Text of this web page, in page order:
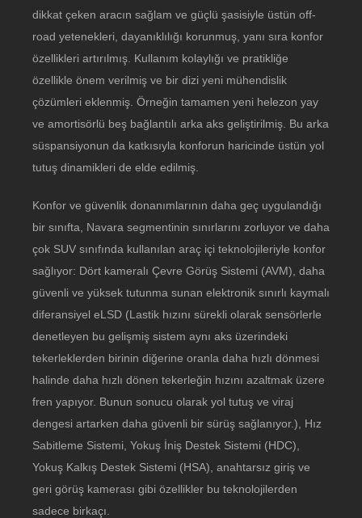
dikkat çeken aracın sağlam ve güçlü şasisiyle üstün off-
road yetenekleri, dayanıklılığı korunmuş, yanı sıra konfor
özellikleri artırılmış. Kullanım kolaylığı ve pratikliğe
özellikle önem verilmiş ve bir dizi yeni mühendislik
çözümleri eklenmiş. Örneğin tamamen yeni helezon yay
ve amortisörlü beş bağlantılı arka aks geliştirilmiş. Bu arka
süspansiyonun da katkısıyla konforun haricinde üstün yol
tutuş dinamikleri de elde edilmiş.
Konfor ve güvenlik donanımlarının daha geç uygulandığı
bir sınıfta, Navara segmentinin sınırlarını zorluyor ve daha
çok SUV sınıfında kullanılan araç içi teknolojileriyle konfor
sağlıyor: Dört kameralı Çevre Görüş Sistemi (AVM), daha
güvenli ve yüksek tutunma sunan elektronik sınırlı kaymalı
diferansiyel eLSD (Lastik hızını sürekli olarak sensörlerle
denetleyen bu gelişmiş sistem aynı aks üzerindeki
tekerleklerden birinin diğerine oranla daha hızlı dönmesi
halinde daha hızlı dönen tekerleğin hızını azaltmak üzere
fren yapıyor. Bunun sonucu olarak yol tutuş ve viraj
dengesi artarken daha güvenli bir sürüş sağlanıyor.), Hız
Sabitleme Sistemi, Yokuş İniş Destek Sistemi (HDC),
Yokuş Kalkış Destek Sistemi (HSA), anahtarsız giriş ve
geri görüş kamerası gibi özellikler bu teknolojilerden
sadece birkaçı.